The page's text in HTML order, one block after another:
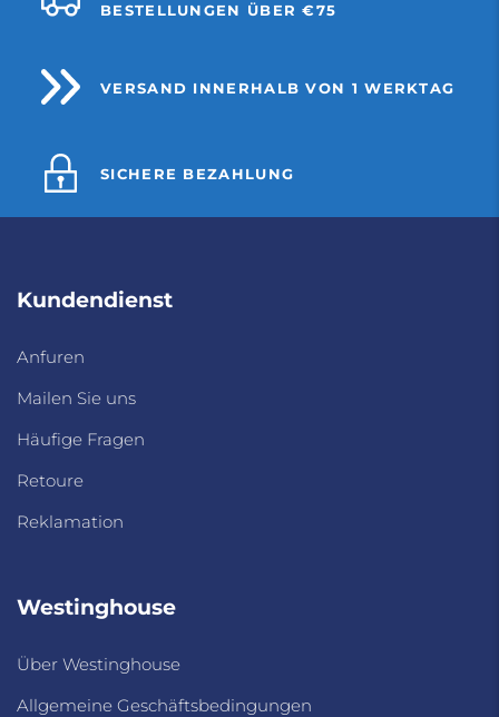
BESTELLUNGEN ÜBER €75
VERSAND INNERHALB VON 1 WERKTAG
SICHERE BEZAHLUNG
Kundendienst
Anfuren
Mailen Sie uns
Häufige Fragen
Retoure
Reklamation
Westinghouse
Über Westinghouse
Allgemeine Geschäftsbedingungen